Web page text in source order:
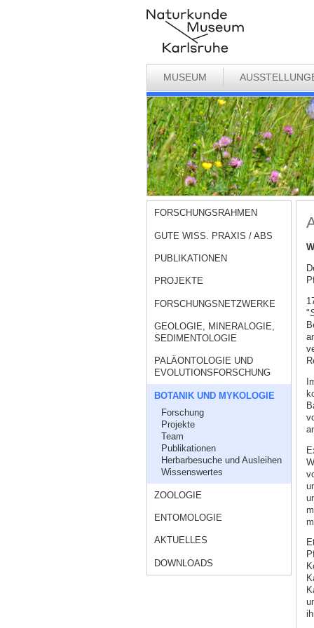
MUSEUM
FORSCHUNGSRAHMEN
GUTE WISS. PRAXIS / ABS
PUBLIKATIONEN
PROJEKTE
FORSCHUNGSNETZWERKE
GEOLOGIE, MINERALOGIE,
SEDIMENTOLOGIE
PALÄONTOLOGIE UND
EVOLUTIONSFORSCHUNG
BOTANIK UND MYKOLOGIE
Forschung
Projekte
Team
Publikationen
Herbarbesuche und Ausleihen
Wissenswertes
ZOOLOGIE
ENTOMOLOGIE
AKTUELLES
DOWNLOADS
"